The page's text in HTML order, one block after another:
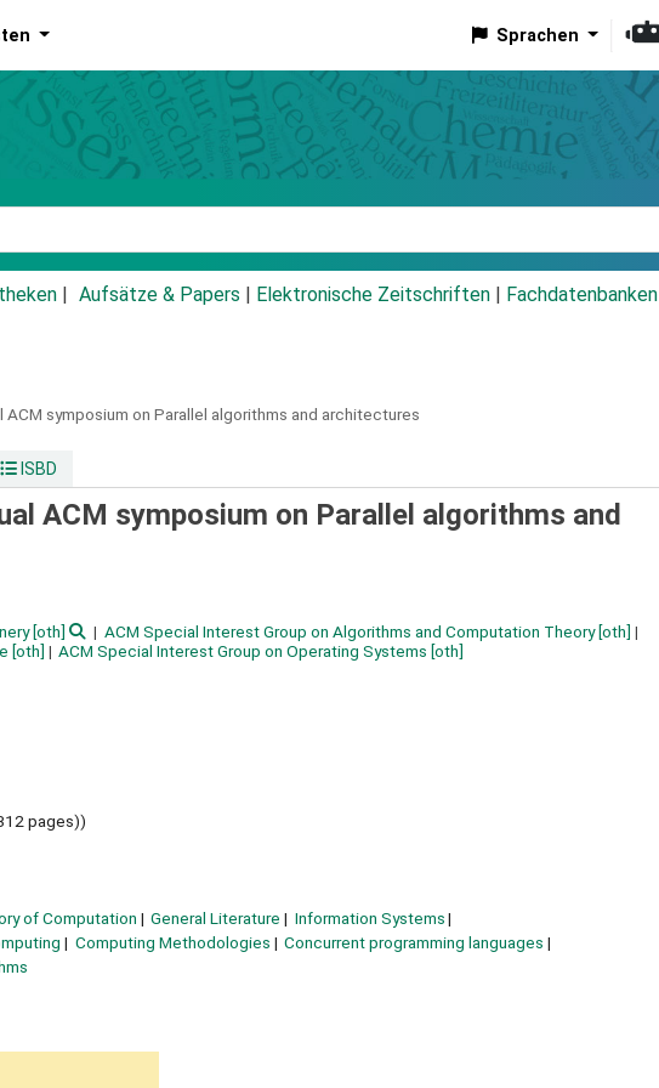
Sprachen
Aufsätze & Papers Elektronische Zeitschriften Fachdatenbanken
symposium on Parallel algorithms and architectures
ISBD
ACM symposium on Parallel algorithms and
[oth] ACM Special Interest Group on Algorithms and Computation Theory[oth]
[oth] ACM Special Interest Group on Operating Systems [oth]
pages))
of Computation General Literature
Information Systems
Computing Methodologies
Concurrent programming languages